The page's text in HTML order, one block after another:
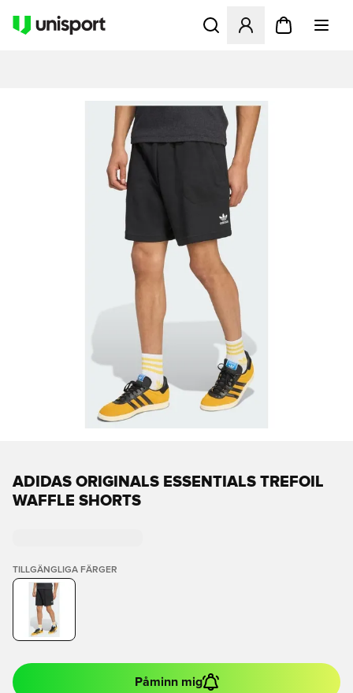
Öppnar en Modal för att
ADIDAS ORIGINALS ESSENTIALS TREFOIL
WAFFLE SHORTS
TILLGÄNGLIGA FÄRGER
Påminn mig